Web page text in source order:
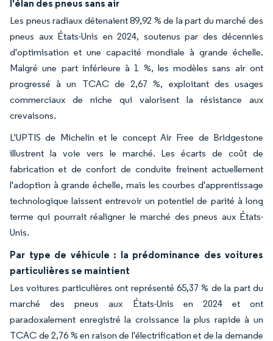
l'élan des pneus sans air
Les pneus radiaux détenaient 89,92 % de la part du marché des
pneus aux États-Unis en 2024, soutenus par des décennies
d'optimisation et une capacité mondiale à grande échelle.
Malgré une part inférieure à 1 %, les modèles sans air ont
progressé à un TCAC de 2,67 %, exploitant des usages
commerciaux de niche qui valorisent la résistance aux
crevaisons.
L'UPTIS de Michelin et le concept Air Free de Bridgestone
illustrent la voie vers le marché. Les écarts de coût de
fabrication et de confort de conduite freinent actuellement
l'adoption à grande échelle, mais les courbes d'apprentissage
technologique laissent entrevoir un potentiel de parité à long
terme qui pourrait réaligner le marché des pneus aux États-
Unis.
Par type de véhicule : la prédominance des voitures
particulières se maintient
Les voitures particulières ont représenté 65,37 % de la part du
marché des pneus aux États-Unis en 2024 et ont
paradoxalement enregistré la croissance la plus rapide à un
TCAC de 2,76 % en raison de l'électrification et de la demande